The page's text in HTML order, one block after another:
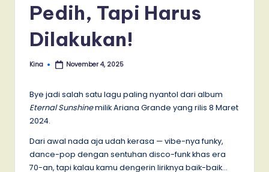
Pedih, Tapi Harus
Dilakukan!
Posted
Kina November 4, 2025
Bye jadi salah satu lagu paling nyantol dari album
Eternal Sunshinemilik Ariana Grande yang rilis 8 Maret
2024.
Dari awal nada aja udah kerasa — vibe-nya funky,
dance-pop dengan sentuhan disco-funk khas era
70-an, tapi kalau kamu dengerin liriknya baik-baik…